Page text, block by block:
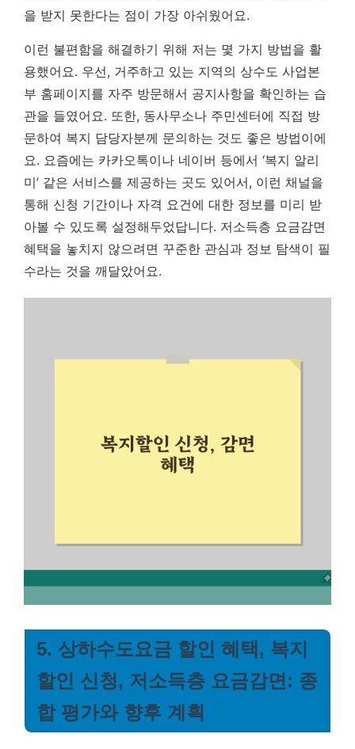
을 받지 못한다는 점이 가장 아쉬웠어요.
이런 불편함을 해결하기 위해 저는 몇 가지 방법을 활
용했어요. 우선, 거주하고 있는 지역의 상수도 사업본
부 홈페이지를 자주 방문해서 공지사항을 확인하는 습
관을 들였어요. 또한, 동사무소나 주민센터에 직접 방
문하여 복지 담당자분께 문의하는 것도 좋은 방법이에
요. 요즘에는 카카오톡이나 네이버 등에서 ‘복지 알리
미’ 같은 서비스를 제공하는 곳도 있어서, 이런 채널을
통해 신청 기간이나 자격 요건에 대한 정보를 미리 받
아볼 수 있도록 설정해두었답니다. 저소득층 요금감면
혜택을 놓치지 않으려면 꾸준한 관심과 정보 탐색이 필
수라는 것을 깨달았어요.
5. 상하수도요금 할인 혜택, 복지
할인 신청, 저소득층 요금감면: 종
합 평가와 향후 계획